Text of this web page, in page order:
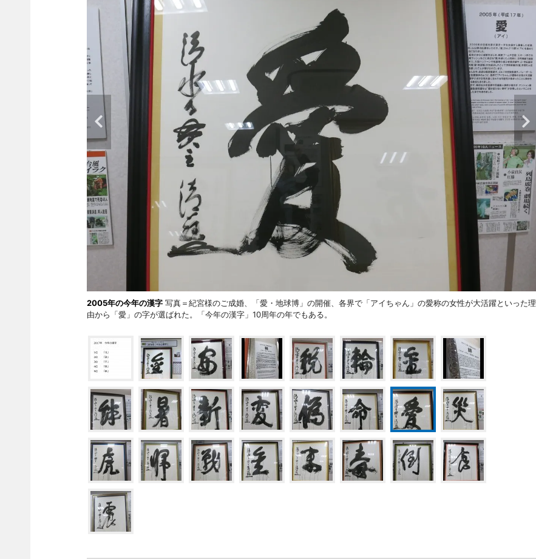
2005年の今年の漢字写真＝紀宮様のご成婚、「愛・地球博」の開催、各界で「アイちゃん」の愛称の女性が大活躍といった理
由から「愛」の字が選ばれた。「今年の漢字」10周年の年でもある。